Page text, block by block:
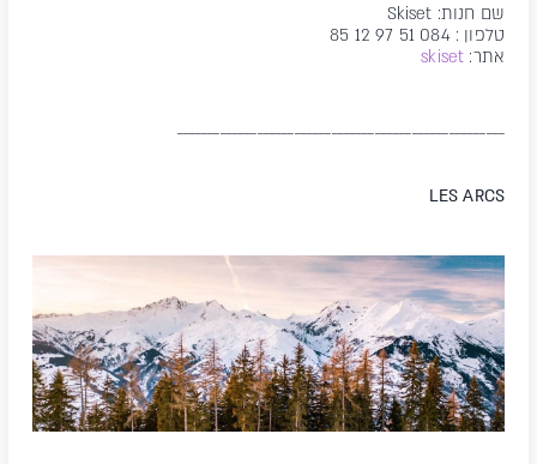
שם חנות: Skiset
טלפון : 084 51 97 12 85
אתר: skiset
LES ARCS